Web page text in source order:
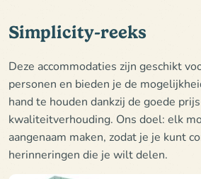
Simplicity-reeks
Deze accommodaties zijn geschikt
personen en bieden je de
hand te houden dankzij de goede
kwaliteitverhouding. Ons doel: elk
aangenaam maken, zodat je je kunt
herinneringen die je wilt delen.